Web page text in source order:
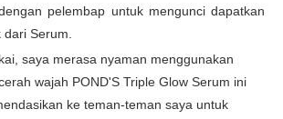
pelembap untuk mengunci dapatkan
Serum.
saya merasa nyaman menggunakan
wajah POND'S Triple Glow Serum ini
ke teman-teman saya untuk